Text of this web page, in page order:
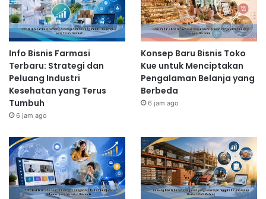
Info Bisnis Farmasi
Terbaru: Strategi dan
Peluang Industri
Kesehatan yang Terus
Tumbuh
6 jam ago
Konsep Baru Bisnis Toko
Kue untuk Menciptakan
Pengalaman Belanja yang
Berbeda
6 jam ago